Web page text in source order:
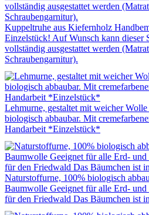
Kuppeltruhe aus Kiefernholz
Einzelstück! Auf Wunsch kann dieser
vollständig ausgestattet werden
Schraubengarnitur).
Lehmurne, gestaltet mit weicher
biologisch abbaubar. Mit
Handarbeit *Einzelstück*
Naturstoffurne, 100% biologisch
Baumwolle Geeignet für alle Erd-
für den Friedwald Das Bäumchen ist